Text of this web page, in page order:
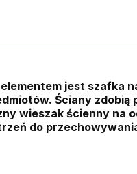
jest szafka
Ściany zdobią
wieszak ścienny na
do